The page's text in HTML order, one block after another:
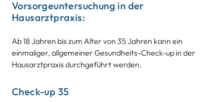
Vorsorgeuntersuchung in der
Hausarztpraxis:
Ab 18 Jahren bis zum Alter von 35 Jahren kann ein
einmaliger, allgemeiner Gesundheits-Check-up in der
Hausarztpraxis durchgeführt werden.
Check-up 35